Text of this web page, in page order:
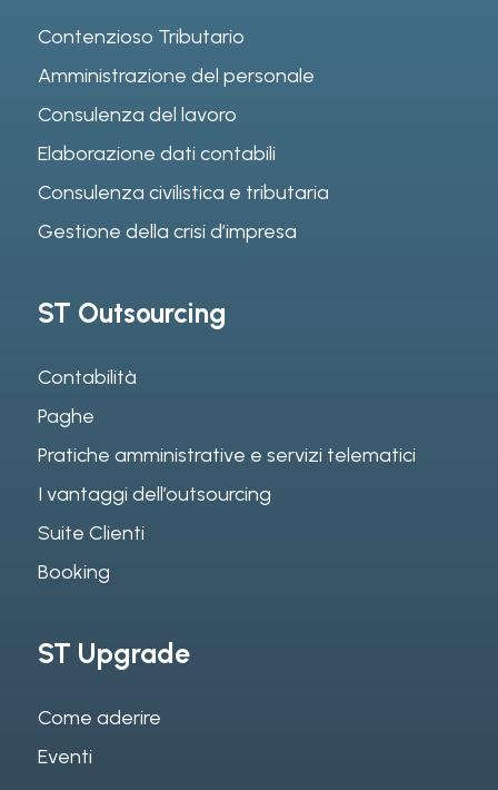
Contenzioso Tributario
Amministrazione del personale
Consulenza del lavoro
Elaborazione dati contabili
Consulenza civilistica e tributaria
Gestione della crisi d’impresa
ST Outsourcing
Contabilità
Paghe
Pratiche amministrative e servizi telematici
I vantaggi dell’outsourcing
Suite Clienti
Booking
ST Upgrade
Come aderire
Eventi